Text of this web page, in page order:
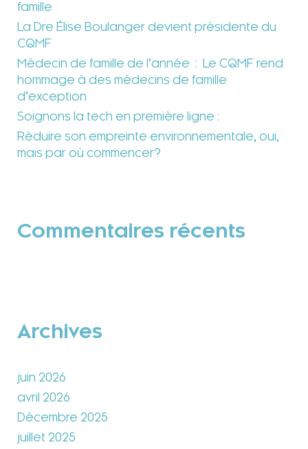
famille
La Dre Élise Boulanger devient présidente du
CQMF
Médecin de famille de l’année : Le CQMF rend
hommage à des médecins de famille
d’exception
Soignons la tech en première ligne :
Réduire son empreinte environnementale, oui,
mais par où commencer?
Commentaires récents
Archives
juin 2026
avril 2026
Décembre 2025
juillet 2025